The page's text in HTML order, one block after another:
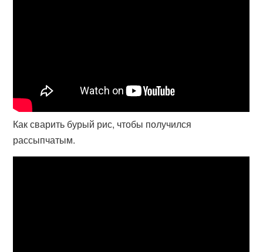
Как сварить бурый рис, чтобы получился
рассыпчатым.